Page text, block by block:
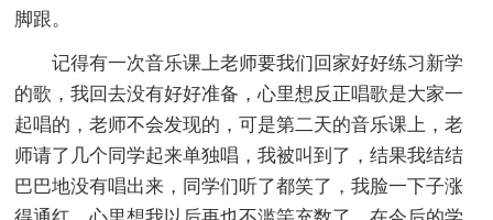
脚跟。
记得有一次音乐课上老师要我们回家好好练习新学
的歌，我回去没有好好准备，心里想反正唱歌是大家一
起唱的，老师不会发现的，可是第二天的音乐课上，老
师请了几个同学起来单独唱，我被叫到了，结果我结结
巴巴地没有唱出来，同学们听了都笑了，我脸一下子涨